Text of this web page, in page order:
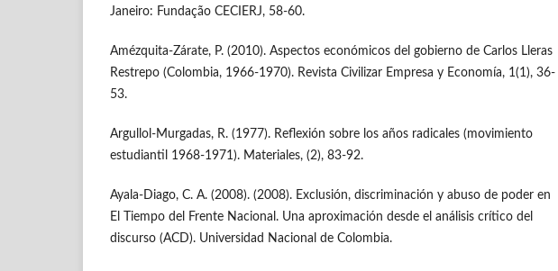
Janeiro: Fundação CECIERJ, 58-60.
Amézquita-Zárate, P. (2010). Aspectos económicos del gobierno de Carlos Lleras
Restrepo (Colombia, 1966-1970). Revista Civilizar Empresa y Economía, 1(1), 36-
53.
Argullol-Murgadas, R. (1977). Reflexión sobre los años radicales (movimiento
estudiantil 1968-1971). Materiales, (2), 83-92.
Ayala-Diago, C. A. (2008). (2008). Exclusión, discriminación y abuso de poder en
El Tiempo del Frente Nacional. Una aproximación desde el análisis crítico del
discurso (ACD). Universidad Nacional de Colombia.